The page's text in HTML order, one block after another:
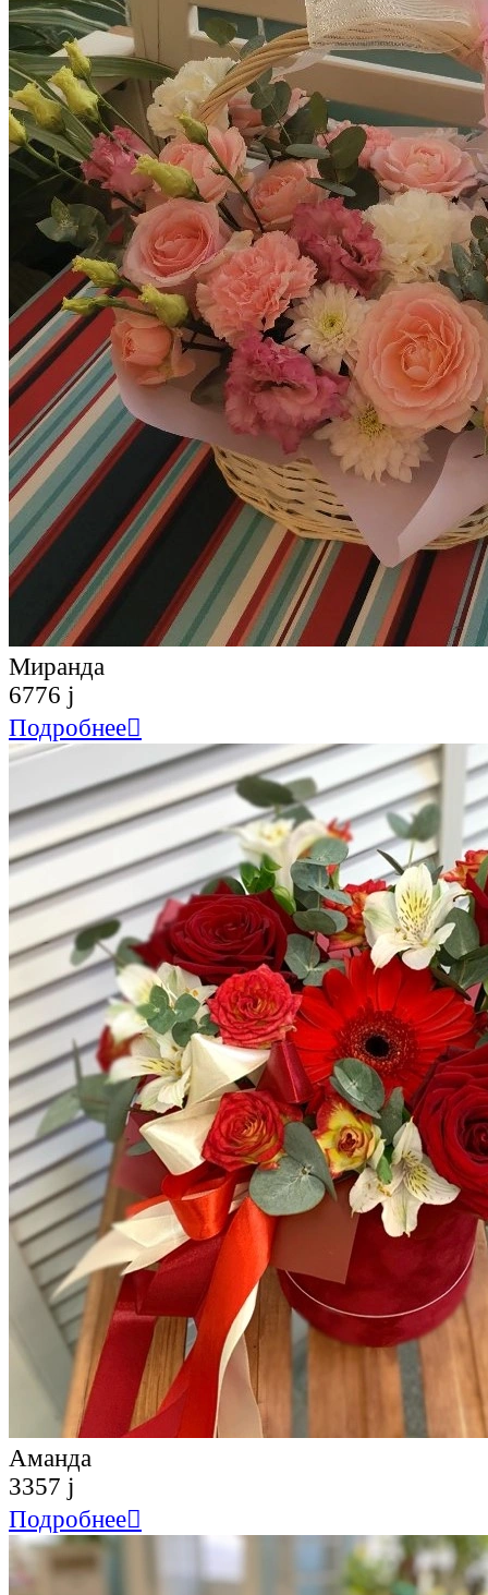
Миранда
6776 j
Подробнее
Аманда
3357 j
Подробнее